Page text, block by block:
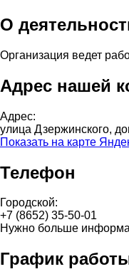
О
Организация ведет
Адрес нашей
Адрес:
улица Дзержинского,
Показать на карте
Телефон
Городской:
+7 (8652) 35-50-01
Нужно больше
График